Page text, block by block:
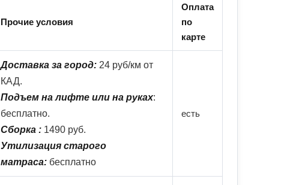
Прочие условия
Оплата
по
карте
Доставка за город: 24 руб/км от
КАД.
Подъем на лифте или на руках:
бесплатно.
Сборка : 1490 руб.
Утилизация старого
матраса: бесплатно
есть